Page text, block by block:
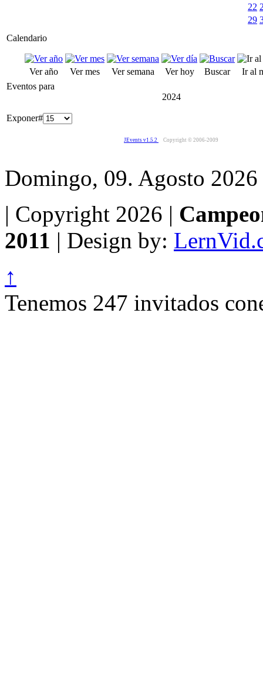
22
29
Calendario
Ver año Ver mes Ver semana Ver hoy Buscar
Ir al
Eventos para
2024
Exponer#
JEvents v1.5.2 Copyright © 2006-2009
Domingo, 09. Agosto 2026
| Copyright 2026 |
2011 | Design by:
↑
Tenemos 247 invitados